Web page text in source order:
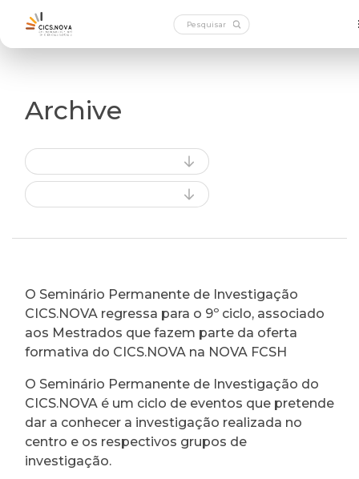
Archive
O Seminário Permanente de Investigação
CICS.NOVA regressa para o 9º ciclo, associado
aos Mestrados que fazem parte da oferta
formativa do CICS.NOVA na NOVA FCSH
O Seminário Permanente de Investigação do
CICS.NOVA é um ciclo de eventos que pretende
dar a conhecer a investigação realizada no
centro e os respectivos grupos de
investigação.